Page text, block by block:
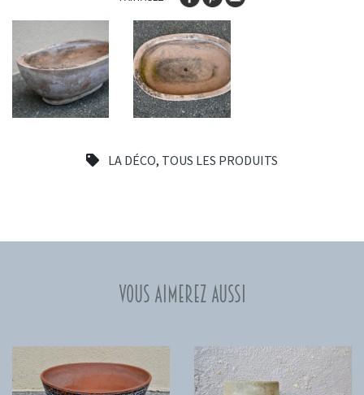
LA DÉCO, TOUS LES PRODUITS
Vous aimerez aussi